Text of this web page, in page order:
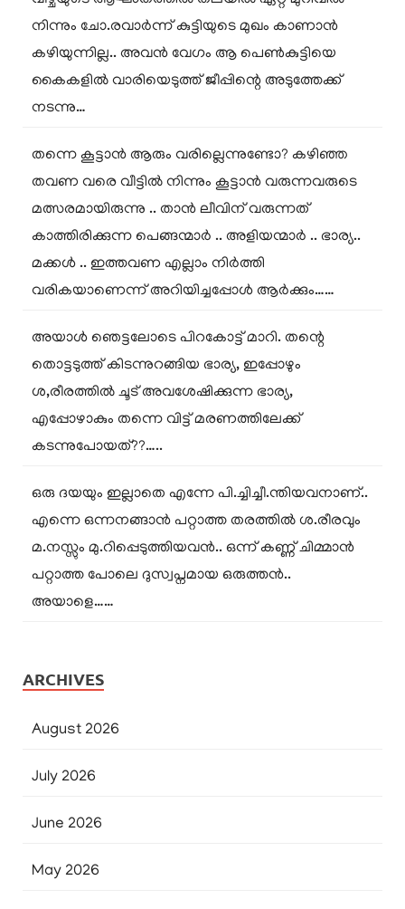
നിന്നും ചോ.രവാർന്ന് കുട്ടിയുടെ മുഖം കാണാൻ
കഴിയുന്നില്ല.. അവൻ വേഗം ആ പെൺകുട്ടിയെ
കൈകളിൽ വാരിയെടുത്ത് ജീപ്പിന്റെ അടുത്തേക്ക്
നടന്നു…
തന്നെ കൂട്ടാൻ ആരും വരില്ലെന്നുണ്ടോ? കഴിഞ്ഞ
തവണ വരെ വീട്ടിൽ നിന്നും കൂട്ടാൻ വരുന്നവരുടെ
മത്സരമായിരുന്നു .. താൻ ലീവിന് വരുന്നത്
കാത്തിരിക്കുന്ന പെങ്ങന്മാർ .. അളിയന്മാർ .. ഭാര്യ..
മക്കൾ .. ഇത്തവണ എല്ലാം നിർത്തി
വരികയാണെന്ന് അറിയിച്ചപ്പോൾ ആർക്കും……
അയാൾ ഞെട്ടലോടെ പിറകോട്ട് മാറി. തന്റെ
തൊട്ടടുത്ത് കിടന്നുറങ്ങിയ ഭാര്യ, ഇപ്പോഴും
ശ,രീരത്തിൽ ചൂട് അവശേഷിക്കുന്ന ഭാര്യ,
എപ്പോഴാകും തന്നെ വിട്ട് മരണത്തിലേക്ക്
കടന്നുപോയത്??…..
ഒരു ദയയും ഇല്ലാതെ എന്നേ പി.ച്ചിച്ചീ.ന്തിയവനാണ്..
എന്നെ ഒന്നനങ്ങാൻ പറ്റാത്ത തരത്തിൽ ശ.രീരവും
മ.നസ്സും മു.റിപ്പെടുത്തിയവൻ.. ഒന്ന് കണ്ണ് ചിമ്മാൻ
പറ്റാത്ത പോലെ ദുസ്വപ്നമായ ഒരുത്തൻ..
അയാളെ……
ARCHIVES
August 2026
July 2026
June 2026
May 2026